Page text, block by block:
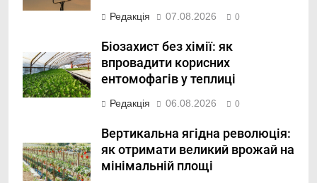
Редакція 07.08.2026 0
Біозахист без хімії: як
впровадити корисних
ентомофагів у теплиці
Редакція 06.08.2026 0
Вертикальна ягідна революція:
як отримати великий врожай на
мінімальній площі